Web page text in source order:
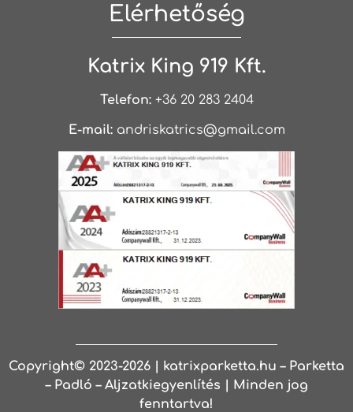
Elérhetőség
Katrix King 919 Kft.
Telefon:+36 20 283 2404
E-mail: andriskatrics@gmail.com
Copyright© 2023-2026 | katrixparketta.hu – Parketta
– Padló – Aljzatkiegyenlítés | Minden jog
fenntartva!